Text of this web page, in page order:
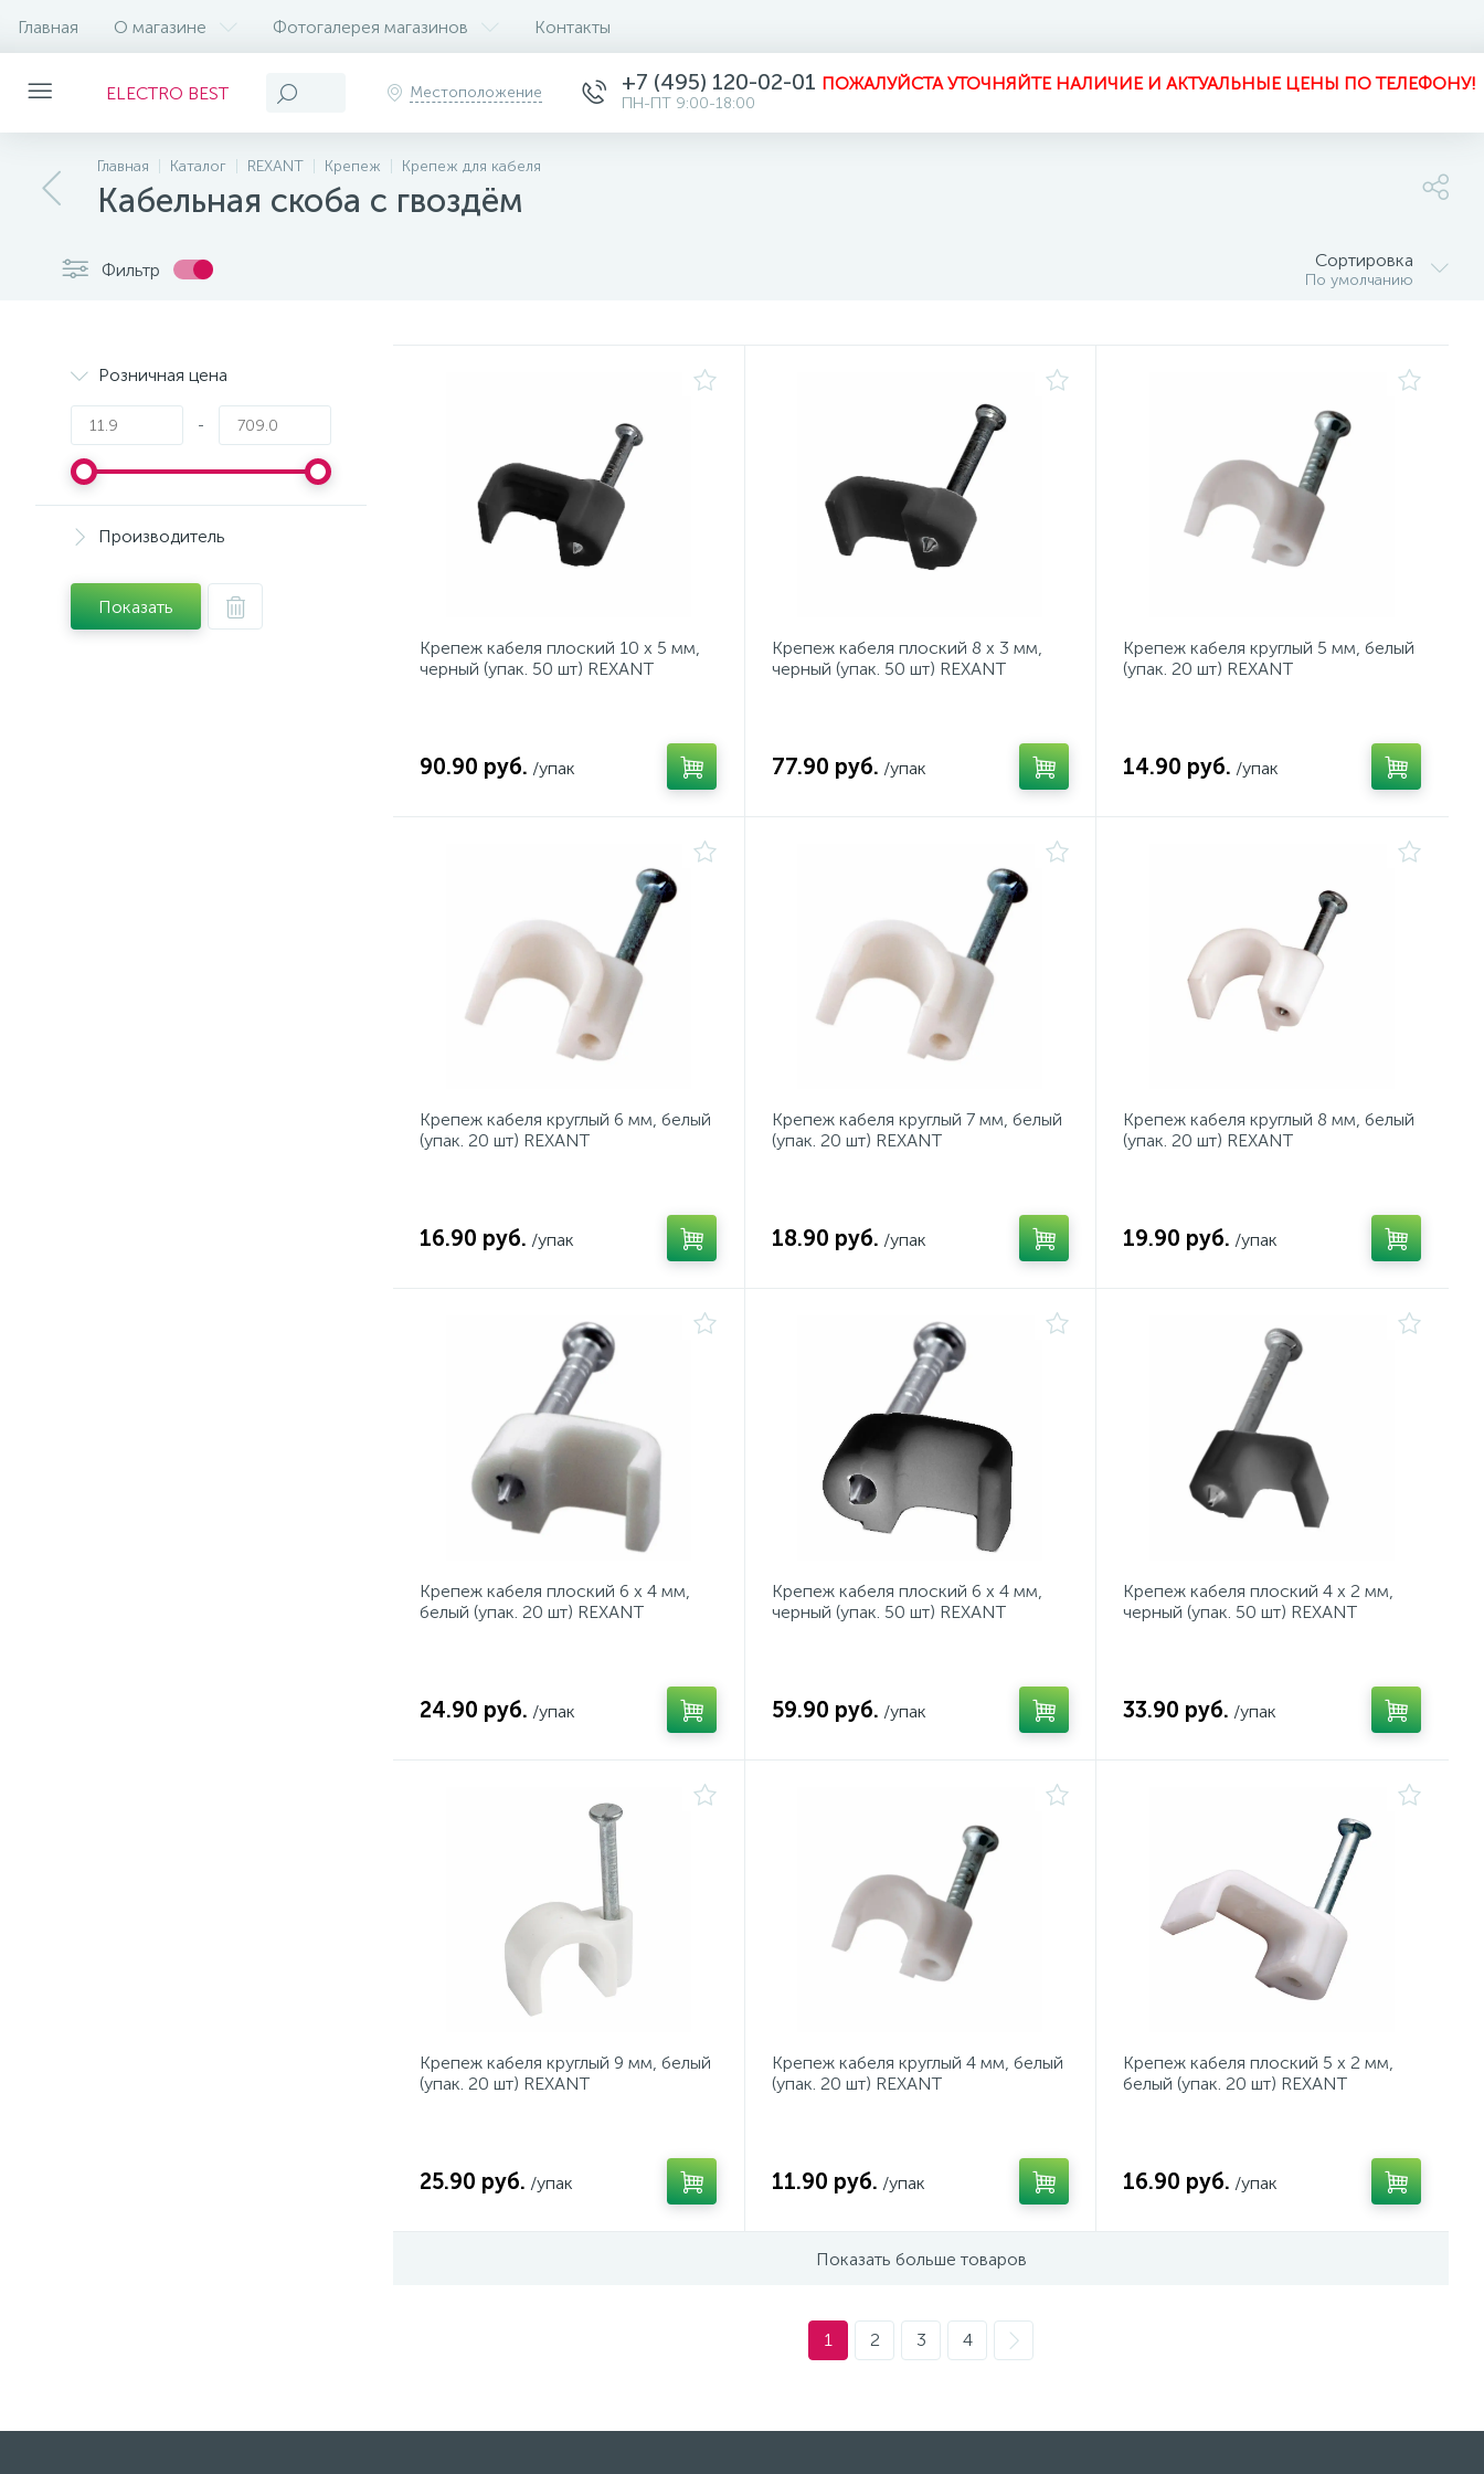
Главная О магазине Фотогалерея магазинов Контакты
ELECTRO BEST Местоположение +7 (495) 120-02-01 ПОЖАЛУЙСТА УТОЧНЯЙТЕ НАЛИЧИЕ И АКТУАЛЬНЫЕ ЦЕНЫ ПО ТЕЛЕФОНУ!
ПН-ПТ 9:00-18:00
Главная Каталог REXANT Крепеж Крепеж для кабеля
Кабельная скоба с гвоздём
Фильтр Сортировка
По умолчанию
Розничная цена
-
Производитель
Показать
Крепеж кабеля плоский 10 х 5 мм,
черный (упак. 50 шт) REXANT
90.90 руб. /упак
Крепеж кабеля плоский 8 х 3 мм,
черный (упак. 50 шт) REXANT
77.90 руб. /упак
Крепеж кабеля круглый 5 мм, белый
(упак. 20 шт) REXANT
14.90 руб. /упак
Крепеж кабеля круглый 6 мм, белый
(упак. 20 шт) REXANT
16.90 руб. /упак
Крепеж кабеля круглый 7 мм, белый
(упак. 20 шт) REXANT
18.90 руб. /упак
Крепеж кабеля круглый 8 мм, белый
(упак. 20 шт) REXANT
19.90 руб. /упак
Крепеж кабеля плоский 6 х 4 мм,
белый (упак. 20 шт) REXANT
24.90 руб. /упак
Крепеж кабеля плоский 6 х 4 мм,
черный (упак. 50 шт) REXANT
59.90 руб. /упак
Крепеж кабеля плоский 4 х 2 мм,
черный (упак. 50 шт) REXANT
33.90 руб. /упак
Крепеж кабеля круглый 9 мм, белый
(упак. 20 шт) REXANT
25.90 руб. /упак
Крепеж кабеля круглый 4 мм, белый
(упак. 20 шт) REXANT
11.90 руб. /упак
Крепеж кабеля плоский 5 х 2 мм,
белый (упак. 20 шт) REXANT
16.90 руб. /упак
Показать больше товаров
1 2 3 4